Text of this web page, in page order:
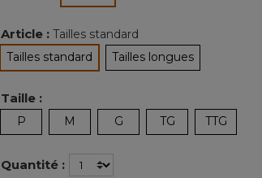
Article : Tailles standard
Tailles standard
sélectionné
Tailles longues
Taille :
P M G TG TTG
Quantité :